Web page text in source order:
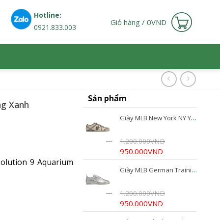
Hotline:
0921.833.003
Giỏ hàng /0VND
Sản phẩm
Giày MLB New York NY Yankees Cheese White 3ASXEE16N
1.200.000VND
Giá
gốc
là:
950.000VND
hiện
tại
950.000VND.
Giày MLB German Training Runny NY Yankees Silver 3ASXC016N-50SIS
1.200.000VND
Giá
gốc
950.000VND
hiện
Xanh
9 Aquarium